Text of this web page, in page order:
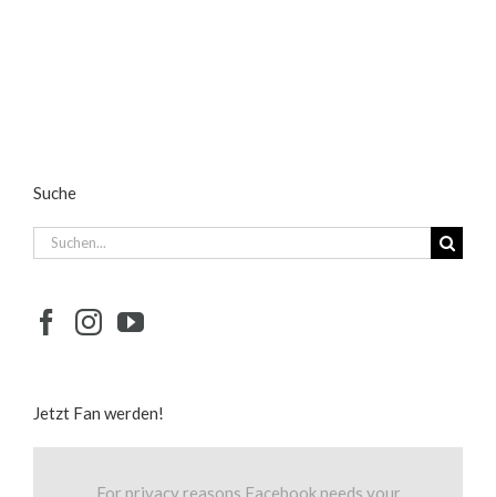
Suche
Suche
nach:
Jetzt Fan werden!
For privacy reasons Facebook needs your